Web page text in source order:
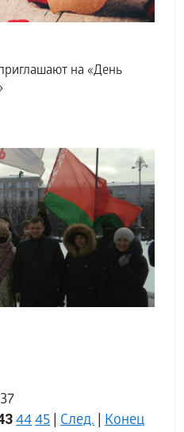
на «День
4445|След.|Конец